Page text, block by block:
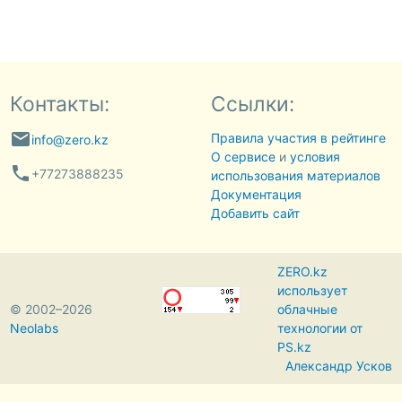
Контакты:
emailinfo@zero.kz
phone +77273888235
Ссылки:
Правила участия в рейтинге
О сервисеи условия
использования материалов
Документация
Добавить сайт
© 2002–2026
Neolabs
ZERO.kz
использует
облачные
технологии от
PS.kz
Александр Усков